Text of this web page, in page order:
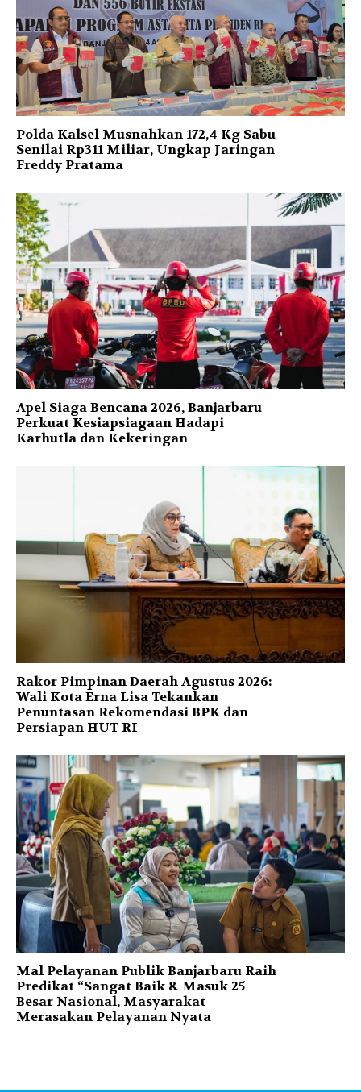
Polda Kalsel Musnahkan 172,4 Kg Sabu
Senilai Rp311 Miliar, Ungkap Jaringan
Freddy Pratama
Apel Siaga Bencana 2026, Banjarbaru
Perkuat Kesiapsiagaan Hadapi
Karhutla dan Kekeringan
Rakor Pimpinan Daerah Agustus 2026:
Wali Kota Erna Lisa Tekankan
Penuntasan Rekomendasi BPK dan
Persiapan HUT RI
Mal Pelayanan Publik Banjarbaru Raih
Predikat “Sangat Baik & Masuk 25
Besar Nasional, Masyarakat
Merasakan Pelayanan Nyata